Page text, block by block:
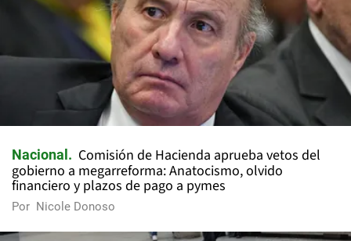
Nacional
Comisión de Hacienda aprueba vetos del
gobierno a megarreforma: Anatocismo, olvido
financiero y plazos de pago a pymes
Por Nicole Donoso